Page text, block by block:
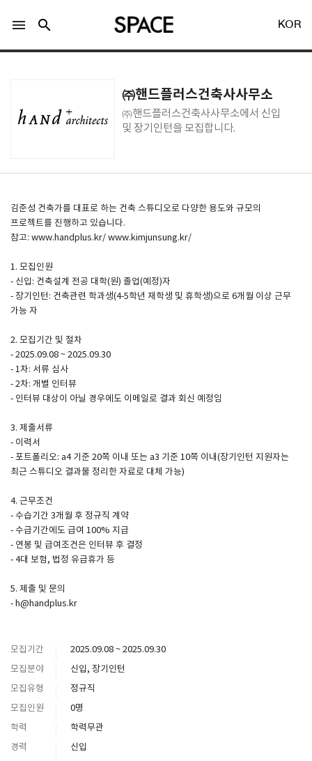
Facebook 로그인
Twitter 로그인
Naver 로그인
SPACE 소개
공지사항
기사문의
Contact
menu search KOR
㈜핸드플러스건축사사무소
㈜핸드플러스건축사사무소에서 신입
및 장기인턴을 모집합니다.
김준성 건축가를 대표로 하는 건축 스튜디오로 다양한 용도와 규모의
프로젝트를 진행하고 있습니다.
참고: www.handplus.kr/ www.kimjunsung.kr/
1. 모집인원
- 신입: 건축설계 전공 대학(원) 졸업(예정)자
- 장기인턴: 건축관련 학과생(4-5학년 재학생 및 휴학생)으로 6개월 이상 근무
가능 자
2. 모집기간 및 절차
- 2025.09.08 ~ 2025.09.30
- 1차: 서류 심사
- 2차: 개별 인터뷰
- 인터뷰 대상이 아닐 경우에도 이메일로 결과 회신 예정임
3. 제출서류
- 이력서
- 포트폴리오: a4 기준 20쪽 이내 또는 a3 기준 10쪽 이내(장기인턴 지원자는
최근 스튜디오 결과물 정리한 자료로 대체 가능)
4. 근무조건
- 수습기간 3개월 후 정규직 계약
- 수급기간에도 급여 100% 지급
- 연봉 및 급여조건은 인터뷰 후 결정
- 4대 보험, 법정 유급휴가 등
5. 제출 및 문의
- h@handplus.kr
모집기간
2025.09.08 ~ 2025.09.30
모집분야
신입, 장기인턴
모집유형
정규직
모집인원
0명
학력
학력무관
경력
신입